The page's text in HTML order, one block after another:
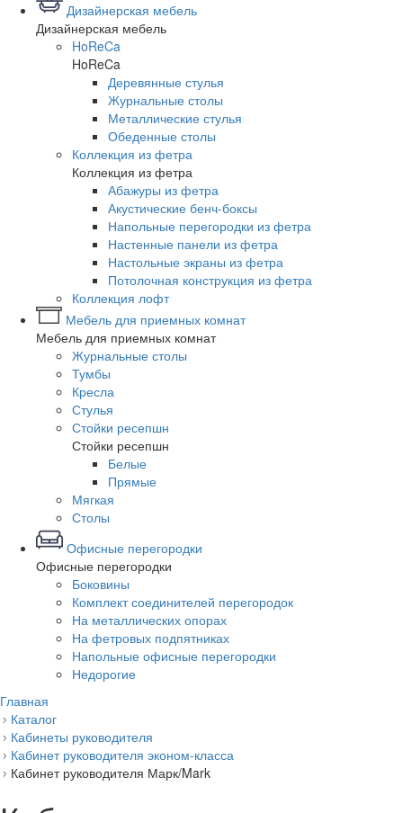
Дизайнерская мебель
Дизайнерская мебель
HoReCa
HoReCa
Деревянные стулья
Журнальные столы
Металлические стулья
Обеденные столы
Коллекция из фетра
Коллекция из фетра
Абажуры из фетра
Акустические бенч-боксы
Напольные перегородки из фетра
Настенные панели из фетра
Настольные экраны из фетра
Потолочная конструкция из фетра
Коллекция лофт
Мебель для приемных комнат
Мебель для приемных комнат
Журнальные столы
Тумбы
Кресла
Стулья
Стойки ресепшн
Стойки ресепшн
Белые
Прямые
Мягкая
Столы
Офисные перегородки
Офисные перегородки
Боковины
Комплект соединителей перегородок
На металлических опорах
На фетровых подпятниках
Напольные офисные перегородки
Недорогие
Главная
Каталог
Кабинеты руководителя
Кабинет руководителя эконом-класса
Кабинет руководителя Марк/Mark